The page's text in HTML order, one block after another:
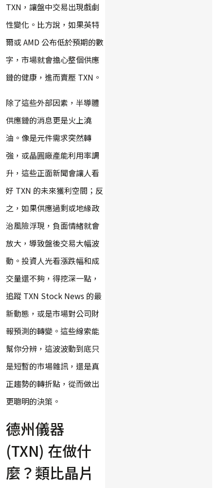
TXN，讓盤中交易出現戲劇
性變化。比方說，如果英特
爾或 AMD 公布低於預期的數
字，市場就會擔心整個供應
鏈的健康，進而賣壓 TXN。
除了這些外部因素，半導體
供應鏈的消息更是火上澆
油。像是元件需求突然轉
強，或晶圓廠產能利用率調
升，這些正面新聞會讓人看
好 TXN 的未來獲利空間；反
之，如果供應過剩或地緣政
治風險浮現，負面情緒就會
放大，導致盤後交易大幅波
動。投資人光看漲跌幅和成
交量還不夠，得挖深一點，
追蹤 TXN Stock News 的最
新動態，或是市場對公司財
報預測的轉變。這些線索能
幫你分辨，這波波動到底只
是短暫的市場雜訊，還是真
正趨勢的轉折點，從而做出
更聰明的決策。
德州儀器
(TXN) 在做什
麼？類比晶片